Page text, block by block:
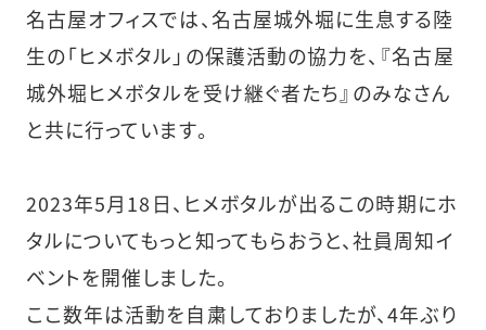
名古屋オフィスでは、名古屋城外堀に生息する陸
生の「ヒメボタル」の保護活動の協力を、『名古屋
城外堀ヒメボタルを受け継ぐ者たち』のみなさん
と共に行っています。
2023年5月18日、ヒメボタルが出るこの時期にホ
タルについてもっと知ってもらおうと、社員周知イ
ベントを開催しました。
ここ数年は活動を自粛しておりましたが、4年ぶり